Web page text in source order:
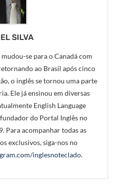
SILVA
se para o Canadá com
ao Brasil após cinco
o inglês se tornou uma parte
Ele já ensinou em diversas
English Language
do Portal Inglês no
Para acompanhar todas as
exclusivos, siga-nos no
inglesnoteclado.